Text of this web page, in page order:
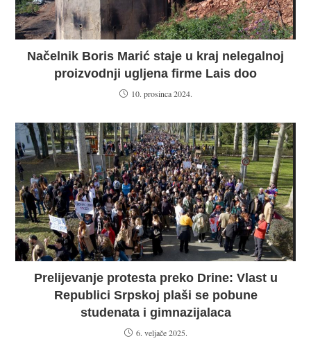
Načelnik Boris Marić staje u kraj nelegalnoj
proizvodnji ugljena firme Lais doo
10. prosinca 2024.
Prelijevanje protesta preko Drine: Vlast u
Republici Srpskoj plaši se pobune
studenata i gimnazijalaca
6. veljače 2025.